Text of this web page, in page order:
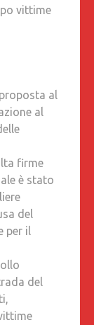
vittime
al
al
firme
è stato
del
per il
del